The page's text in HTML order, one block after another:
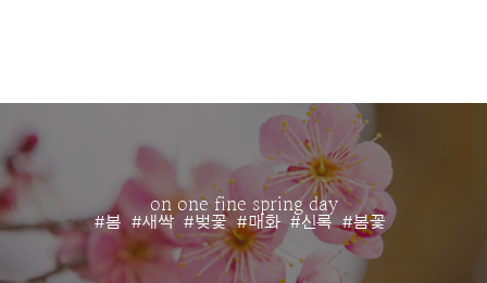
on one fine spring day
#봄 #새싹 #벚꽃 #매화 #신록 #봄꽃